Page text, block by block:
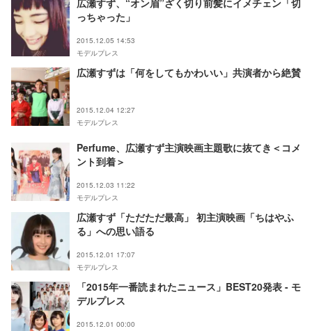
広瀬すず、“オン眉”ざく切り前髪にイメチェン「切
っちゃった」
2015.12.05 14:53
モデルプレス
広瀬すずは「何をしてもかわいい」共演者から絶賛
2015.12.04 12:27
モデルプレス
Perfume、広瀬すず主演映画主題歌に抜てき＜コメ
ント到着＞
2015.12.03 11:22
モデルプレス
広瀬すず「ただただ最高」 初主演映画「ちはやふ
る」への思い語る
2015.12.01 17:07
モデルプレス
「2015年一番読まれたニュース」BEST20発表 - モ
デルプレス
2015.12.01 00:00